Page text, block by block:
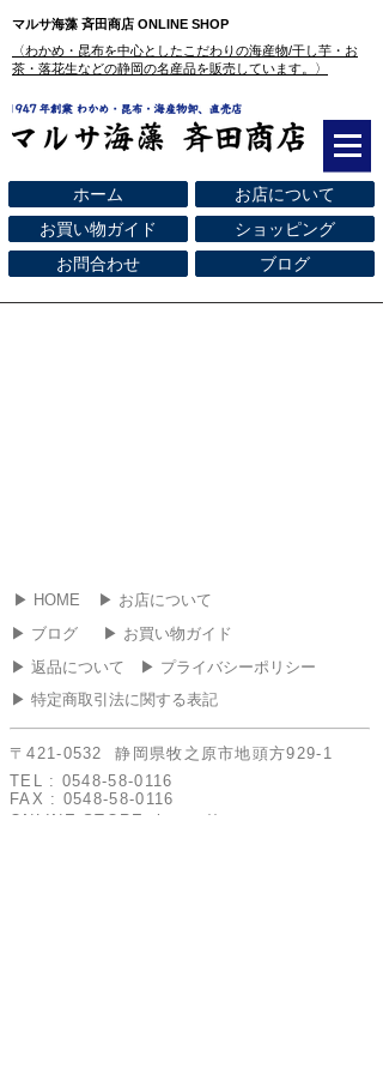
マルサ海藻 斉田商店 ONLINE SHOP
​〈わかめ・昆布を中心としたこだわりの海産物/干し芋・お
茶・落花生などの静岡の名産品を販売しています。〉
ホーム
お店について
お買い物ガイド
ショッピング
お問合わせ
ブログ
▶︎ HOME
▶︎ お店について
▶︎ ブログ
▶︎ お買い物ガイド
▶︎ 返品について
▶︎ プライバシーポリシー
▶︎ 特定商取引法に関する表記
〒421-0532 静岡県牧之原市地頭方929-1
TEL : 0548-58-0116
FAX : 0548-58-0116
ONLINE STORE https://www.marusa-